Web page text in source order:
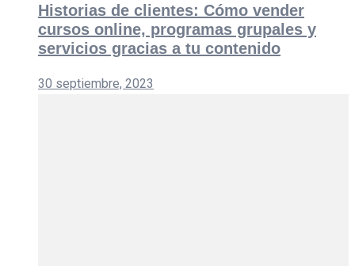
Historias de clientes: Cómo vender
cursos online, programas grupales y
servicios gracias a tu contenido
30 septiembre, 2023